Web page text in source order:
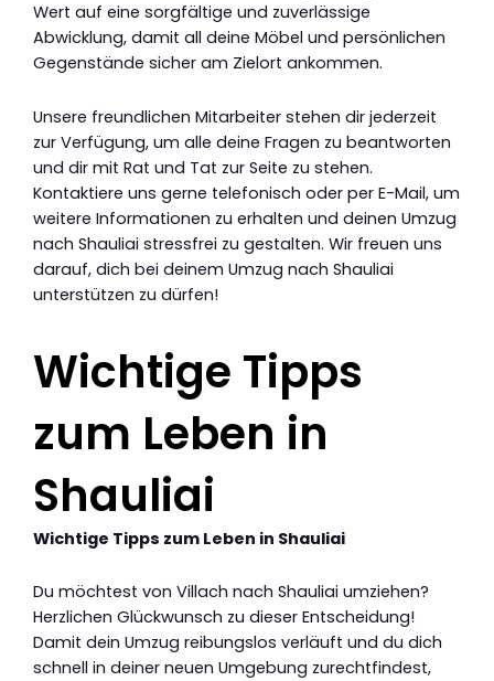
Wert auf eine sorgfältige und zuverlässige
Abwicklung, damit all deine Möbel und persönlichen
Gegenstände sicher am Zielort ankommen.
Unsere freundlichen Mitarbeiter stehen dir jederzeit
zur Verfügung, um alle deine Fragen zu beantworten
und dir mit Rat und Tat zur Seite zu stehen.
Kontaktiere uns gerne telefonisch oder per E-Mail, um
weitere Informationen zu erhalten und deinen Umzug
nach Shauliai stressfrei zu gestalten. Wir freuen uns
darauf, dich bei deinem Umzug nach Shauliai
unterstützen zu dürfen!
Wichtige Tipps
zum Leben in
Shauliai
Wichtige Tipps zum Leben in Shauliai
Du möchtest von Villach nach Shauliai umziehen?
Herzlichen Glückwunsch zu dieser Entscheidung!
Damit dein Umzug reibungslos verläuft und du dich
schnell in deiner neuen Umgebung zurechtfindest,